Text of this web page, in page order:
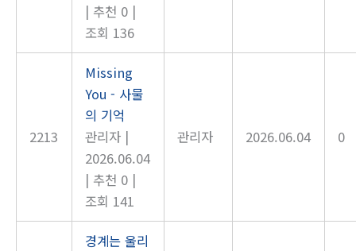
| 추천 0 |
조회 136
2213
Missing
You - 사물
의 기억
관리자 |
2026.06.04
| 추천 0 |
조회 141
관리자 2026.06.04 0
경계는 울리